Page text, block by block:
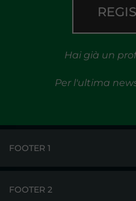
Hai già un
Per l'ultima
FOOTER 1
FOOTER 2